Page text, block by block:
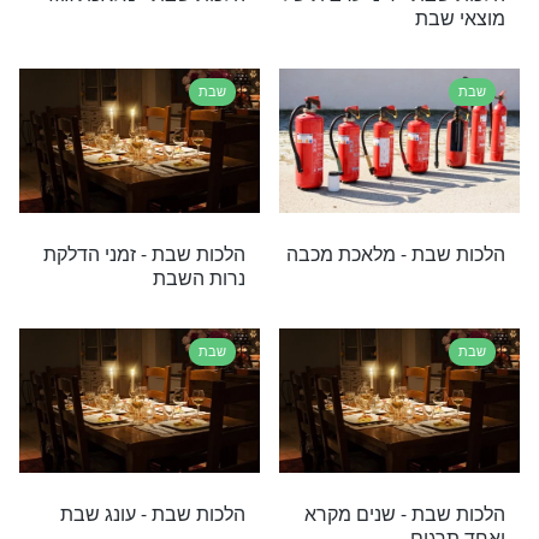
החיים הקדוש:
לעשות את השבת
הלכות שבת - כיצד נתכונן
כראוי ליום השבת?
הנוסע התקף
של הטיסה?
הלכות שבת - הציפייה
וההכנות לכבוד השבת